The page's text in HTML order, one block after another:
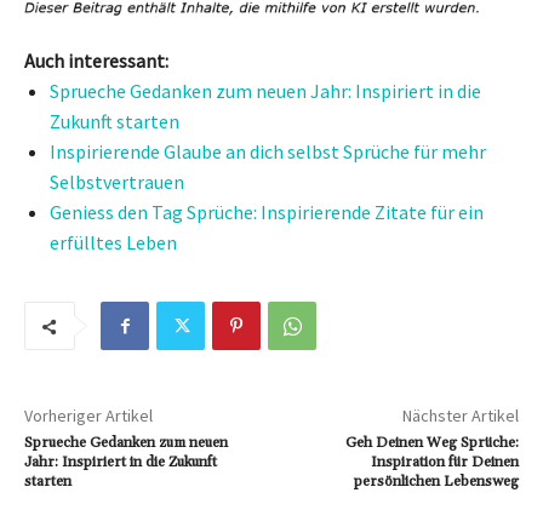
Auch interessant:
Sprueche Gedanken zum neuen Jahr: Inspiriert in die
Zukunft starten
Inspirierende Glaube an dich selbst Sprüche für mehr
Selbstvertrauen
Geniess den Tag Sprüche: Inspirierende Zitate für ein
erfülltes Leben
Vorheriger Artikel
Sprueche Gedanken zum neuen
Jahr: Inspiriert in die Zukunft
starten
Nächster Artikel
Geh Deinen Weg Sprüche:
Inspiration für Deinen
persönlichen Lebensweg